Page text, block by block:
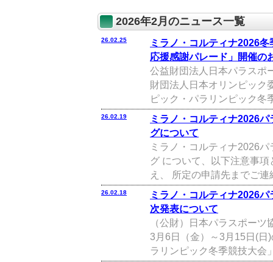
2026年2月のニュース一覧
26.02.25
ミラノ・コルティナ2026
応援感謝パレード」開催の
公益財団法人日本パラスポ
財団法人日本オリンピック
ピック・パラリンピック冬
26.02.19
ミラノ・コルティナ2026
グについて
ミラノ・コルティナ2026
グ について、以下注意事
え、 所定の申請先までご
26.02.18
ミラノ・コルティナ2026
次発表について
（公財）日本パラスポー
3月6日（金）～3月15日(日
ラリンピック冬季競技大会